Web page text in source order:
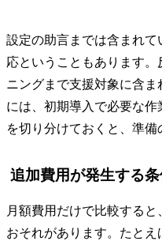
設定の助言までは含まれ
応ということもあります
ニングまで支援対象に含
には、初期導入で必要な
を切り分けておくと、準備
追加費用が発生する
月額費用だけで比較する
おそれがあります。たと